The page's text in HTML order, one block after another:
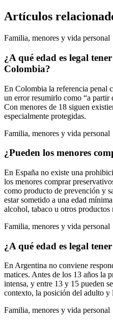
Artículos
Familia, menores y vida personal
¿A qué edad es legal
Colombia?
En Colombia la referencia penal
un error resumirlo como “a partir
Con menores de 18 siguen
especialmente protegidas.
Familia, menores y vida personal
¿Pueden los menores
En España no existe una
los menores comprar
como producto de prevención y
estar sometido a una edad
alcohol, tabaco u otros productos
Familia, menores y vida personal
¿A qué edad es legal
En Argentina no conviene
matices. Antes de los 13 años la
intensa, y entre 13 y 15 pueden
contexto, la posición del adulto y
Familia, menores y vida personal